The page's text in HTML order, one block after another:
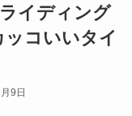
イディング
コいいタイ
9日